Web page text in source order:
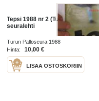
Tepsi 1988 nr 2 (Turun
seuralehti
Turun Palloseura 1988
Hinta:
10,00 €
LISÄÄ OSTOSKORIIN